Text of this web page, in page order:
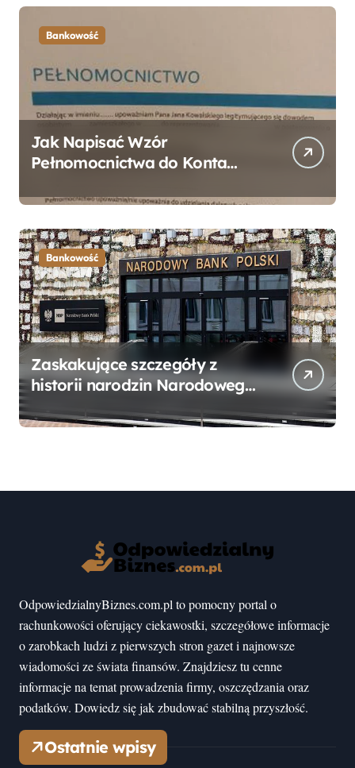
Bankowość
Jak Napisać Wzór
Pełnomocnictwa do Konta
Przewodnik
Bankowość
Zaskakujące szczegóły z
historii narodzin Narodowego
mogłeś nie wiedzieć
OdpowiedzialnyBiznes.com.pl to pomocny portal o
rachunkowości oferujący ciekawostki, szczegółowe informacje
o zarobkach ludzi z pierwszych stron gazet i najnowsze
wiadomości ze świata finansów. Znajdziesz tu cenne
informacje na temat prowadzenia firmy, oszczędzania oraz
podatków. Dowiedz się jak zbudować stabilną przyszłość.
Ostatnie wpisy